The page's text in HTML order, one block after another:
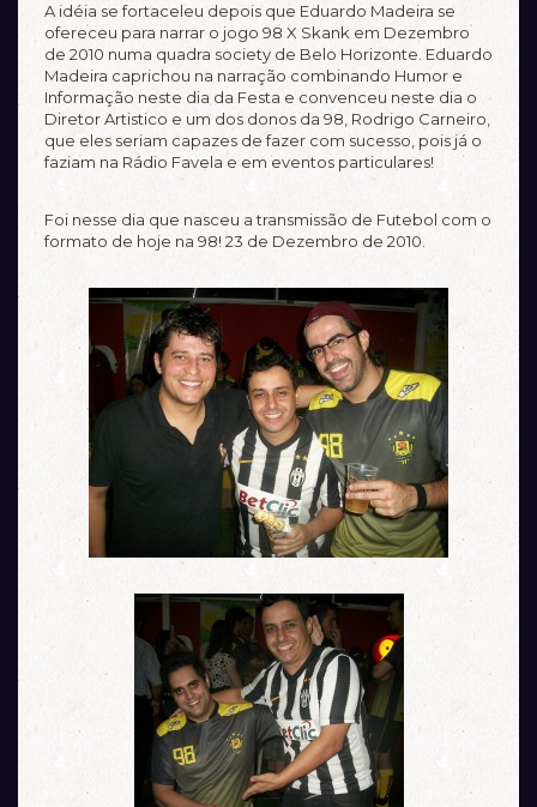
A idéia se fortaceleu depois que Eduardo Madeira se
ofereceu para narrar o jogo 98 X Skank em Dezembro
de 2010 numa quadra society de Belo Horizonte. Eduardo
Madeira caprichou na narração combinando Humor e
Informação neste dia da Festa e convenceu neste dia o
Diretor Artistico e um dos donos da 98, Rodrigo Carneiro,
que eles seriam capazes de fazer com sucesso, pois já o
faziam na Rádio Favela e em eventos particulares!
Foi nesse dia que nasceu a transmissão de Futebol com o
formato de hoje na 98! 23 de Dezembro de 2010.